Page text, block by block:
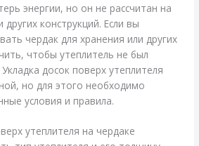
энергии, но он не рассчитан на
других конструкций. Если вы
чердак для хранения или других
чтобы утеплитель не был
досок поверх утеплителя
но для этого необходимо
условия и правила.
утеплителя на чердаке